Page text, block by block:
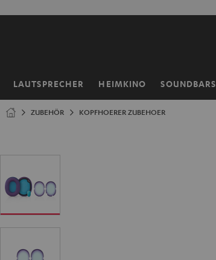
LAUTSPRECHER HEIMKINO SOUNDBARS
Startseite
ZUBEHÖR KOPFHOERER ZUBEHOER